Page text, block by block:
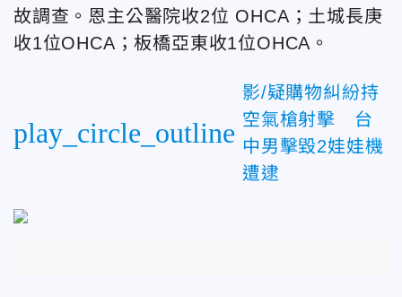
故調查。恩主公醫院收2位 OHCA；土城長庚
收1位OHCA；板橋亞東收1位OHCA。
play_circle_outline
影/疑購物糾紛持
空氣槍射擊 台
中男擊毀2娃娃機
遭逮